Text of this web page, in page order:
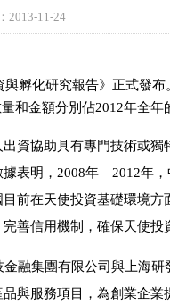
2013-11-24
孵化研究報告》正式發布
和金額分別佔2012年全年
資協助具有專門技術或獨
表明，2008年—2012年
前在天使投資基礎環境方
善信用機制，確保天使投
融集團有限公司與上海研
與服務項目，為創業企業